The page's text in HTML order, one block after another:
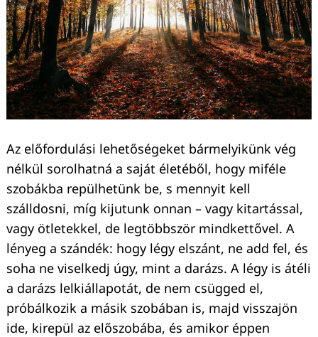
Az előfordulási lehetőségeket bármelyikünk vég
nélkül sorolhatná a saját életéből, hogy miféle
szobákba repülhetünk be, s mennyit kell
szálldosni, míg kijutunk onnan – vagy kitartással,
vagy ötletekkel, de legtöbbször mindkettővel. A
lényeg a szándék: hogy légy elszánt, ne add fel, és
soha ne viselkedj úgy, mint a darázs. A légy is átéli
a darázs lelkiállapotát, de nem csügged el,
próbálkozik a másik szobában is, majd visszajön
ide, kirepül az előszobába, és amikor éppen
Keresés: